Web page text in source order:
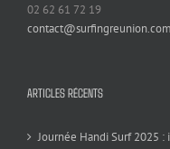
02 62 61 72 19
contact@surfingreunion.com
ARTICLES RÉCENTS
Journée Handi Surf 2025